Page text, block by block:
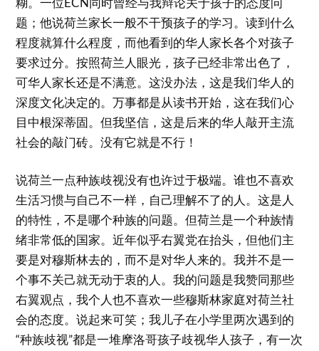
题；他说荷兰家长一般不干预孩子的学习。读到什么
程度就算什么程度，而他看到的华人家长各个对孩子
要求过分。按照荷兰人眼光，孩子已经非常出色了，
可华人家长还是不满意。这没办法，这是我们华人的
深度文化决定的。万事都是从读书开始，这在我们心
目中根深蒂固。但我坚信，这是后来的华人敲开主流
社会的敲门砖。没有它就是不行！
说荷兰一点种族歧视没有也许过于极端。谁也不喜欢
生活习惯与自己不一样，自己理解不了的人。这是人
的特性，不是哪个种族的问题。但荷兰是一个种族情
绪非常低的国家。近年似乎右翼党在抬头，但他们主
要是对穆斯林去的，而不是对华人来的。我并不是一
个事不关己就无动于衷的人。我的问题是我赞同那些
右翼观点，我个人也不喜欢一些穆斯林家庭对荷兰社
会的态度。说起来可笑；我儿子在小学里两次遇到的
“种族歧视”都是一堆摩洛哥孩子歧视华人孩子，有一次